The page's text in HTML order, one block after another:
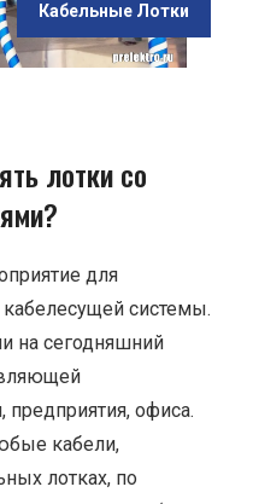
Кабельные Лотки
лотки со
для
кабелесущей системы.
на сегодняшний
предприятия, офиса.
кабели,
лотках, по